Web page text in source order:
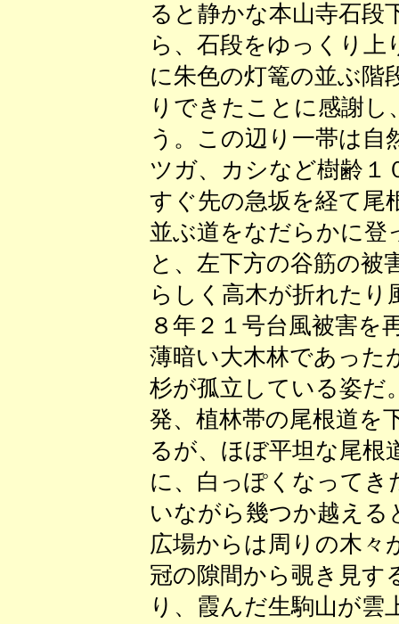
ると静かな本山寺石段
ら、石段をゆっくり上
に朱色の灯篭の並ぶ階
りできたことに感謝
う。この辺り一帯は自
ツガ、カシなど樹齢１
すぐ先の急坂を経て尾
並ぶ道をなだらかに登
と、左下方の谷筋の被
らしく高木が折れたり
８年２１号台風被害を
薄暗い大木林であった
杉が孤立している姿だ
発、植林帯の尾根道を
るが、ほぼ平坦な尾根
に、白っぽくなって
いながら幾つか越える
広場からは周りの木々
冠の隙間から覗き見す
り、霞んだ生駒山が雲